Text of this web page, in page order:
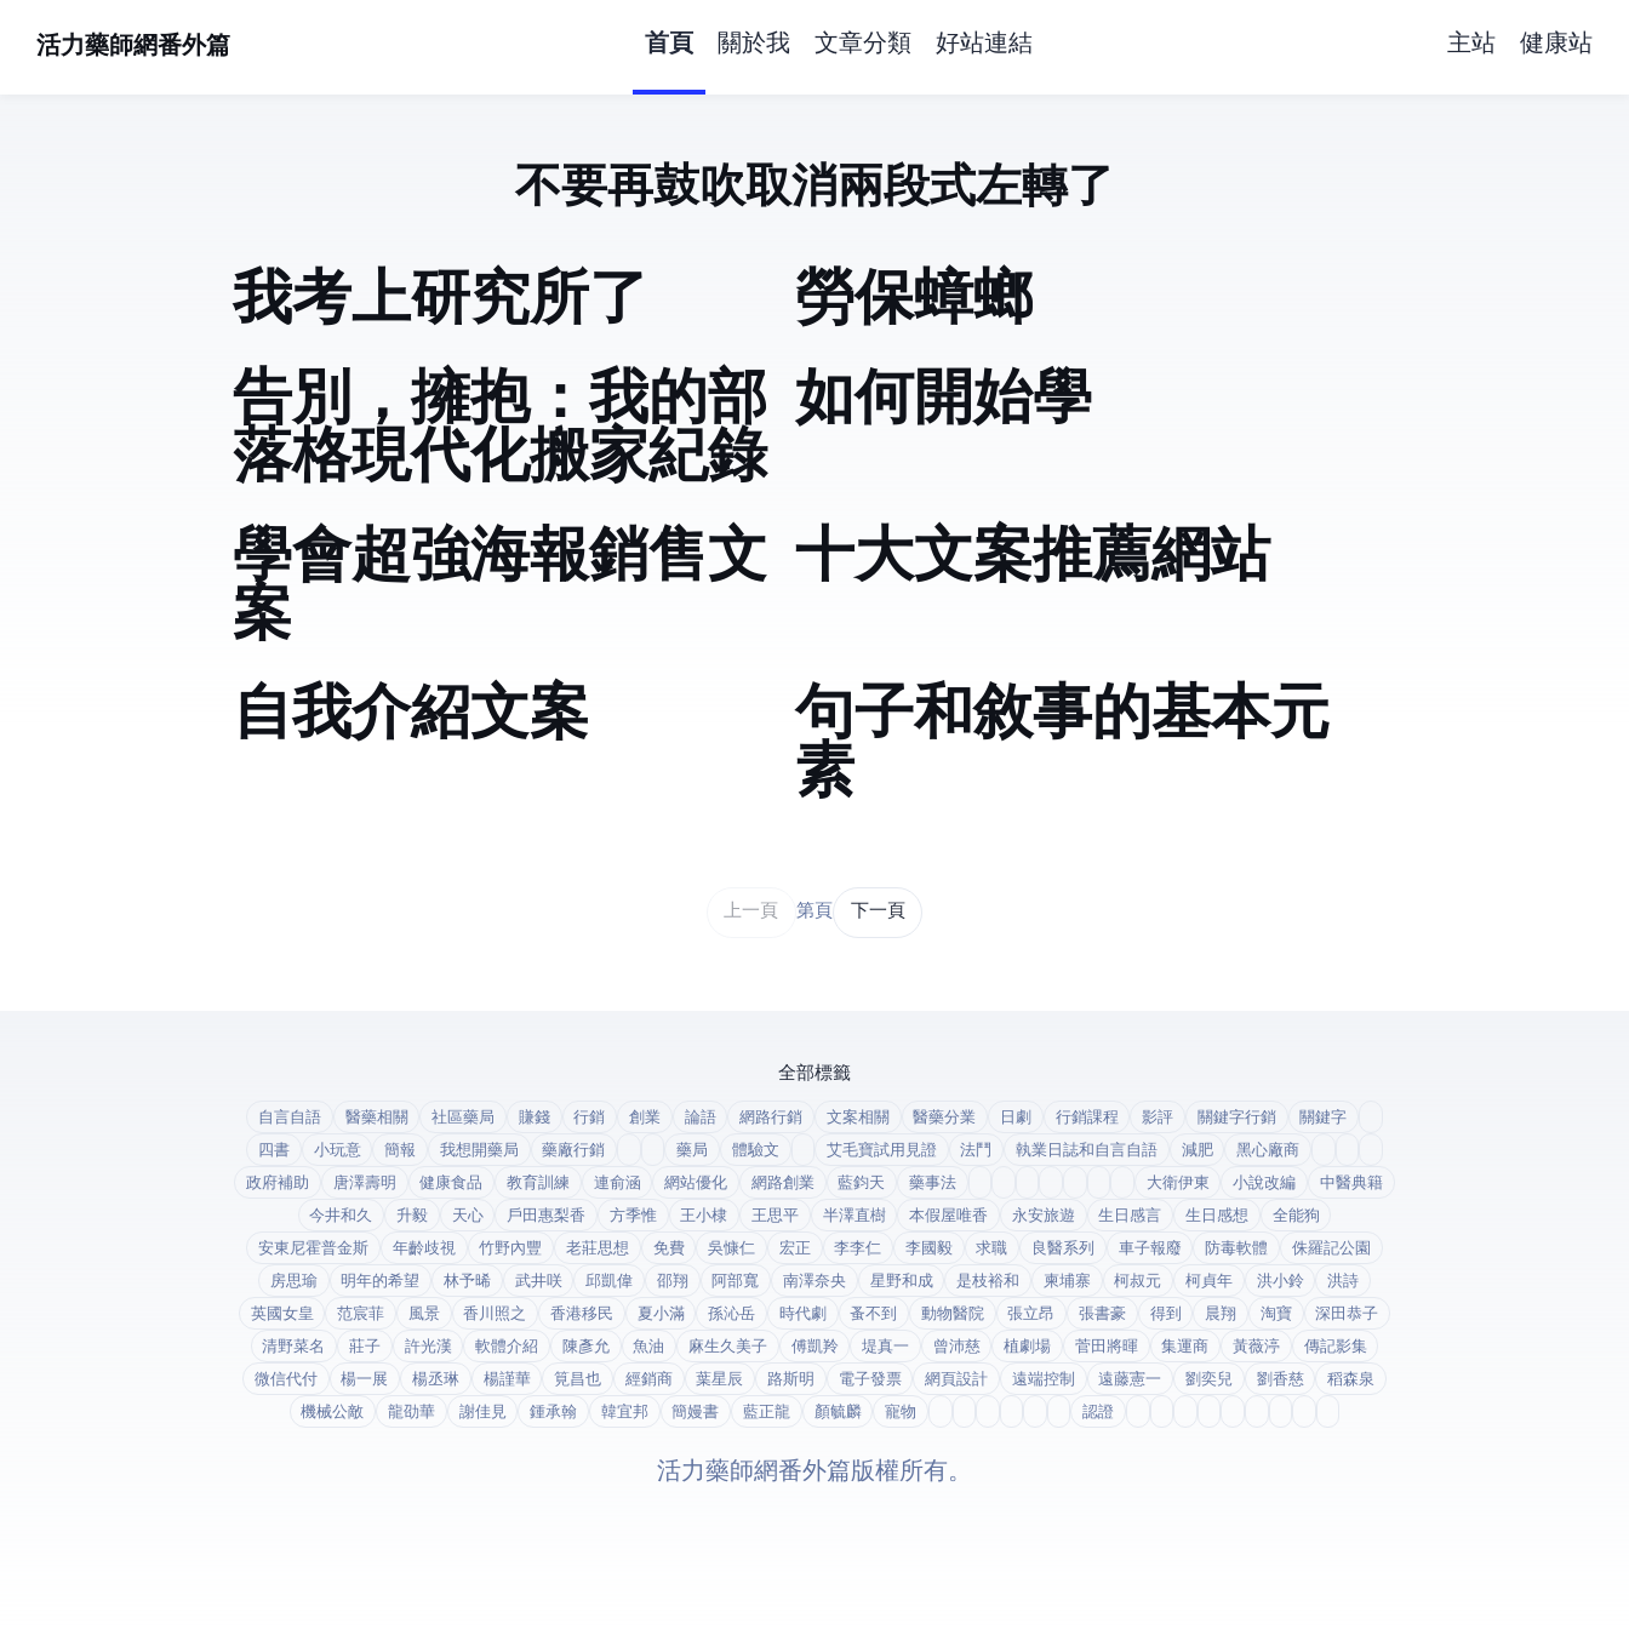
活力藥師網番外篇 首頁 關於我 文章分類 好站連結 主站 健康站
活力藥師網番外篇｜健康、藥局經營與網
不要再鼓吹取消兩段式左轉了
我考上研究所了
勞保蟑螂
告別 Hugo，擁抱 Astro：我的部
落格現代化搬家紀錄
如何開始學python
學會超強海報銷售文
案
十大文案推薦網站
自我介紹文案
句子和敘事的基本元
素
上一頁 第 1 / 43 頁 下一頁
全部標籤
自言自語 醫藥相關 社區藥局 賺錢 行銷 創業 論語 網路行銷 文案相關 醫藥分業 日劇 行銷課程 影評 關鍵字行銷
關鍵字
四書
小玩意 簡報 我想開藥局 藥廠行銷 藥局 體驗文 艾毛寶試用見證 法鬥 執業日誌和自言自語 減肥
黑心廠商
政府補助
唐澤壽明 健康食品 教育訓練 連俞涵 網站優化 網路創業 藍鈞天 藥事法 大衛伊東 小說改編
中醫典籍
今井和久
升毅 天心 戶田惠梨香 方季惟 王小棣 王思平 半澤直樹 本假屋唯香 永安旅遊 生日感言 生日感想
全能狗
安東尼霍普金斯
年齡歧視 竹野內豐 老莊思想 免費 吳慷仁 宏正 李李仁 李國毅 求職 良醫系列 車子報廢 防毒軟體
侏羅記公園
房思瑜
明年的希望 林予晞 武井咲 邱凱偉 邵翔 阿部寬 南澤奈央 星野和成 是枝裕和 柬埔寨 柯叔元 柯貞年 洪小鈴
洪詩
英國女皇
范宸菲 風景 香川照之 香港移民 夏小滿 孫沁岳 時代劇 蚤不到 動物醫院 張立昂 張書豪 得到app 晨翔 淘寶
深田恭子
清野菜名
莊子 許光漢 軟體介紹 陳彥允 魚油 麻生久美子 傅凱羚 堤真一 曾沛慈 植劇場 菅田將暉 集運商 黃薇渟
傳記影集
微信代付
楊一展 楊丞琳 楊謹華 筧昌也 經銷商 葉星辰 路斯明 電子發票 網頁設計 遠端控制 遠藤憲一 劉奕兒 劉香慈
稻森泉
機械公敵
龍劭華 謝佳見 鍾承翰 韓宜邦 簡嫚書 藍正龍 顏毓麟 寵物 fda認證
© 2026 活力藥師網番外篇. 版權所有。